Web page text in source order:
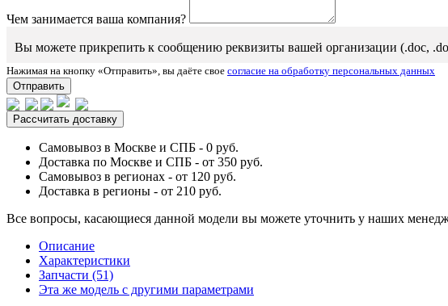
Чем занимается ваша компания?
Вы можете прикрепить к сообщению реквизиты вашей организации (.doc,
Нажимая на кнопку «Отправить», вы даёте свое согласие на обработку персональных данных
Отправить
Рассчитать доставку
Самовывоз в Москве и СПБ - 0 руб.
Доставка по Москве и СПБ - от 350 руб.
Самовывоз в регионах - от 120 руб.
Доставка в регионы - от 210 руб.
Все вопросы, касающиеся данной модели вы можете уточнить у наших
Описание
Характеристики
Запчасти (51)
Эта же модель с другими параметрами